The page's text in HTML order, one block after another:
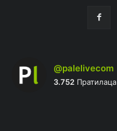
@palelivecom
3.752 Пратилаца